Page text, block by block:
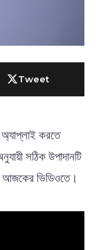
Tweet
অ্যাপ্লাই করতে
সঠিক উপাদানটি
আজকের ভিডিওতে।